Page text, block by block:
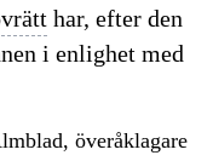
har, efter den
i enlighet med
överåklagare